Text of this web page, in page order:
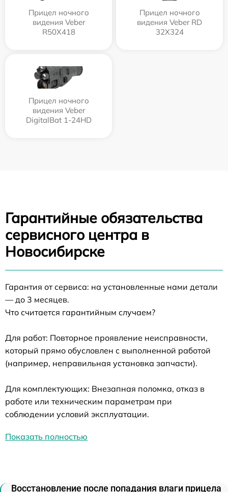
Прицел ночного
видения Veber
R50X418
Прицел ночного
видения Veber RD
32X324
Прицел ночного
видения Veber
DigitalBat 1-24HD
Гарантийные обязательства
сервисного центра в
Новосибирске
Гарантия от сервиса: на установленные нами детали
— до 3 месяцев.
Что считается гарантийным случаем?
Для работ: Повторное проявление неисправности,
который прямо обусловлен с выполненной работой
(например, неправильная установка запчасти).
Для комплектующих: Внезапная поломка, отказ в
работе или техническим параметрам при
соблюдении условий эксплуатации.
Показать полностью
Восстановление после попадания влаги прицела